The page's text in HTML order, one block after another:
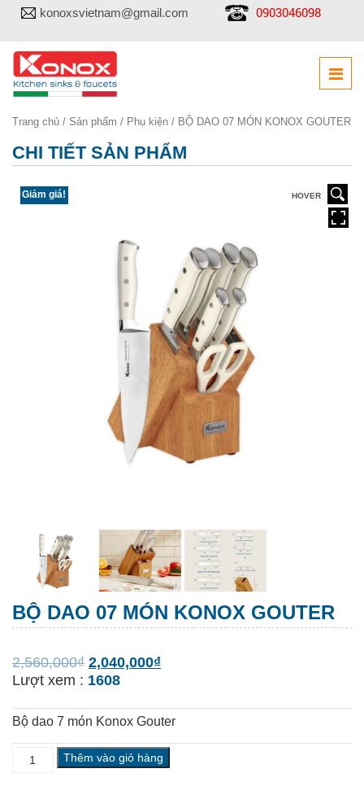
konoxsvietnam@gmail.com 0903046098
Trang chủ / Sản phẩm / Phụ kiện / BỘ DAO 07 MÓN KONOX GOUTER
CHI TIẾT SẢN PHẨM
Giảm giá! HOVER
BỘ DAO 07 MÓN KONOX GOUTER
2,560,000₫ 2,040,000₫
Lượt xem : 1608
Bộ dao 7 món Konox Gouter
Thêm vào giỏ hàng